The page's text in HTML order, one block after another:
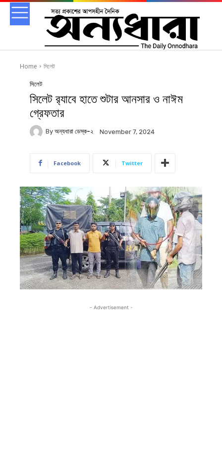
Home সিলেট
সিলেট
সিলেট র‌্যাবে হাতে শুটার আনসার ও নাঈম
গ্রেফতার
By অন্যধারা ডেস্ক-২ November 7, 2024
Facebook Twitter
- Advertisement -